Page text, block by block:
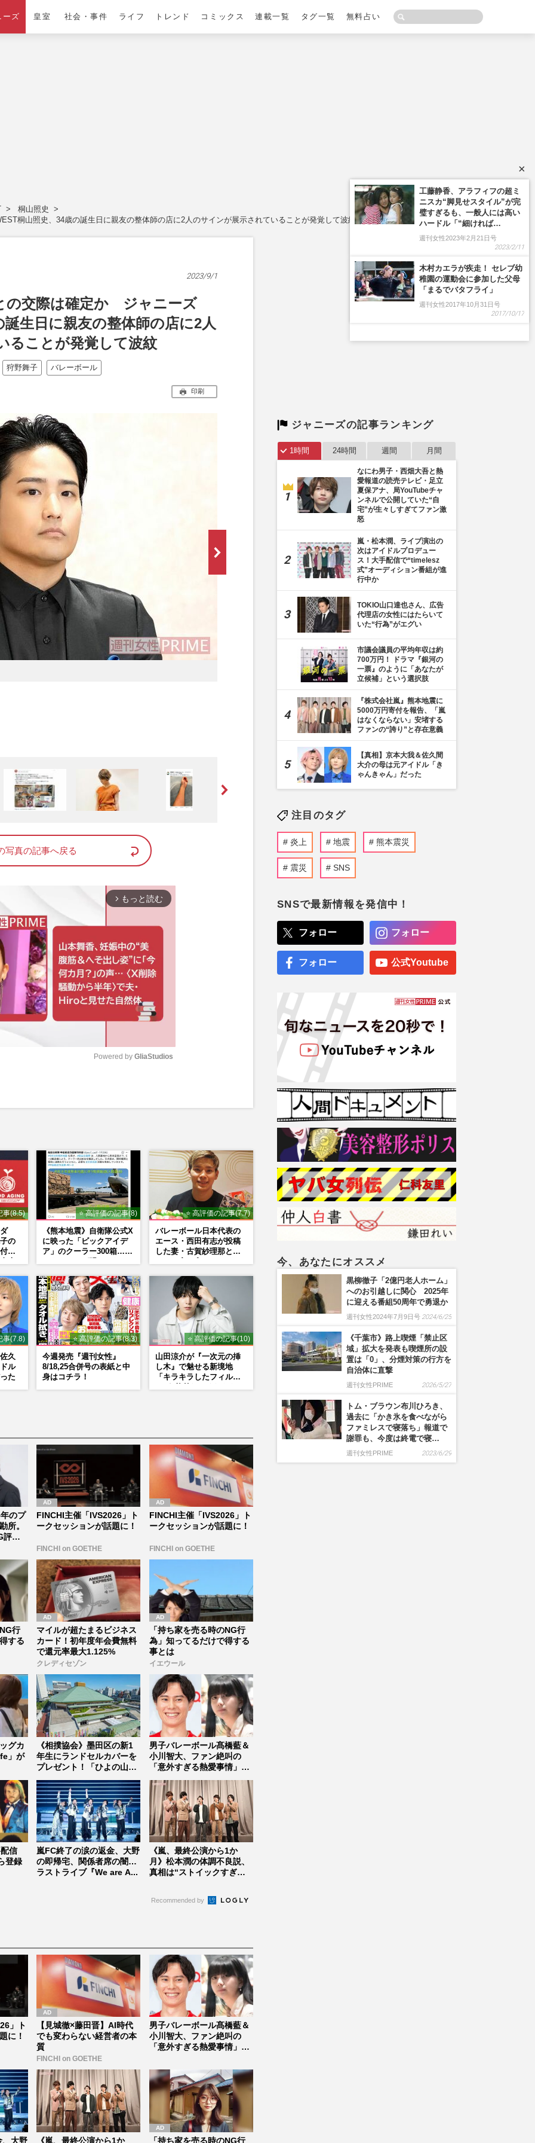
ーズ 皇室 社会・事件 ライフ トレンド コミックス 連載一覧 タグ一覧 無料占い
桐山照史
桐山照史、34歳の誕生日に親友の整体師の店に2人のサインが展示されていることが発覚して波紋
2023/9/1
の交際は確定か ジャニーズ
生日に親友の整体師の店に2人
ることが発覚して波紋
狩野舞子 バレーボール
印刷
写真の記事へ戻る
arrow_forward_ios もっと読む
u
Powered by GliaStudios
事(8.5)
の
け
⭐ 高評価の記事(8)
《熊本地震》自衛隊公式X
に映った「ビックアイデ
ア」のクーラー300箱…ビ
供」の真相
⭐ 高評価の記事(7.7)
バレーボール日本代表の
エース・西田有志が投稿
した妻・古賀紗理那と
「空気読んで」ネット上
で批判殺到の理由
事(7.8)
久
ル
た
⭐ 高評価の記事(8.3)
今週発売『週刊女性』
8/18,25合併号の表紙と中
身はコチラ！
⭐ 高評価の記事(10)
山田涼介が『一次元の挿
し木』で魅せる新境地
「キラキラしたフィルタ
のプ
所。
評
FINCHI主催「IVS2026」ト
ークセッションが話題に！
FINCHI on GOETHE
FINCHI主催「IVS2026」ト
ークセッションが話題に！
FINCHI on GOETHE
行
する
マイルが超たまるビジネス
カード！初年度年会費無料
で還元率最大1.125%
クレディセゾン
「持ち家を売る時のNG行
為」知ってるだけで得する
事とは
イエウール
グカ
」が
《相撲協会》墨田区の新1
年生にランドセルカバーを
プレゼント！「ひよの山」
男子バレーボール髙橋藍＆
小川智大、ファン絶叫の
「意外すぎる熱愛事情」と
信
登録
嵐FC終了の涙の返金、大野
の即帰宅、関係者席の闇…
ラストライブ『We are A...
《嵐、最終公演から1か
月》松本潤の体調不良説、
真相は“ストイックすぎる
Recommended by
」ト
に！
【見城徹×藤田晋】AI時代
でも変わらない経営者の本
質
FINCHI on GOETHE
男子バレーボール髙橋藍＆
小川智大、ファン絶叫の
「意外すぎる熱愛事情」と
、大野 《嵐、最終公演から1か 「持ち家を売る時のNG行
ジャニーズの記事ランキング
1時間 24時間 週間 月間
なにわ男子・西畑大吾と熱
愛報道の読売テレビ・足立
夏保アナ、局YouTubeチャ
ンネルで公開していた“自
宅”が生々しすぎてファン激
怒
嵐・松本潤、ライブ演出の
次はアイドルプロデュー
ス！大手配信で“timelesz
式”オーディション番組が進
行中か
TOKIO山口達也さん、広告
代理店の女性にはたらいて
いた“行為”がエグい
市議会議員の平均年収は約
700万円！ ドラマ『銀河の
一票』のように「あなたが
立候補」という選択肢
『株式会社嵐』熊本地震に
5000万円寄付を報告、「嵐
はなくならない」安堵する
ファンの“誇り”と存在意義
【真相】京本大我＆佐久間
大介の母は元アイドル「き
ゃんきゃん」だった
注目のタグ
炎上 地震 熊本震災
震災 SNS
SNSで最新情報を発信中！
フォロー フォロー
フォロー 公式Youtube
今、あなたにオススメ
黒柳徹子「2億円老人ホーム」
へのお引越しに関心 2025年
に迎える番組50周年で勇退か
週刊女性2024年7月9日号 2024/6/25
《千葉市》路上喫煙「禁止区
域」拡大を発表も喫煙所の設
置は「0」、分煙対策の行方を
自治体に直撃
週刊女性PRIME 2026/5/27
トム・ブラウン布川ひろき、
過去に「かき氷を食べながら
ファミレスで寝落ち」報道で
謝罪も、今度は終電で寝…
週刊女性PRIME 2023/6/29
×
工藤静香、アラフィフの超ミ
ニスカ“脚見せスタイル”が完
璧すぎるも、一般人には高い
ハードル「“細ければ…
週刊女性2023年2月21日号
2023/2/11
木村カエラが疾走！ セレブ幼
稚園の運動会に参加した父母
「まるでバタフライ」
週刊女性2017年10月31日号
2017/10/17